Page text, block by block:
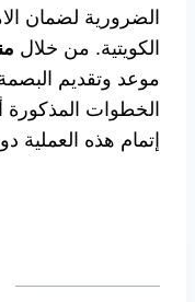
الضرورية لضمان
الكويتية. من خلال
موعد وتقديم البصمة
الخطوات المذكورة
إتمام هذه